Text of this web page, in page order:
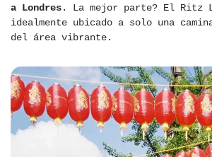
a Londres. La mejor parte? El Ritz
idealmente ubicado a solo una
del área vibrante.